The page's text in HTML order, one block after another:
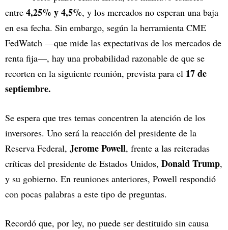
entre 4,25% y 4,5%, y los mercados no esperan una baja
en esa fecha. Sin embargo, según la herramienta CME
FedWatch —que mide las expectativas de los mercados de
renta fija—, hay una probabilidad razonable de que se
recorten en la siguiente reunión, prevista para el 17 de
septiembre.
Se espera que tres temas concentren la atención de los
inversores. Uno será la reacción del presidente de la
Reserva Federal, Jerome Powell, frente a las reiteradas
críticas del presidente de Estados Unidos, Donald Trump,
y su gobierno. En reuniones anteriores, Powell respondió
con pocas palabras a este tipo de preguntas.
Recordó que, por ley, no puede ser destituido sin causa